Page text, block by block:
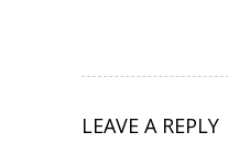
LEAVE A REPLY